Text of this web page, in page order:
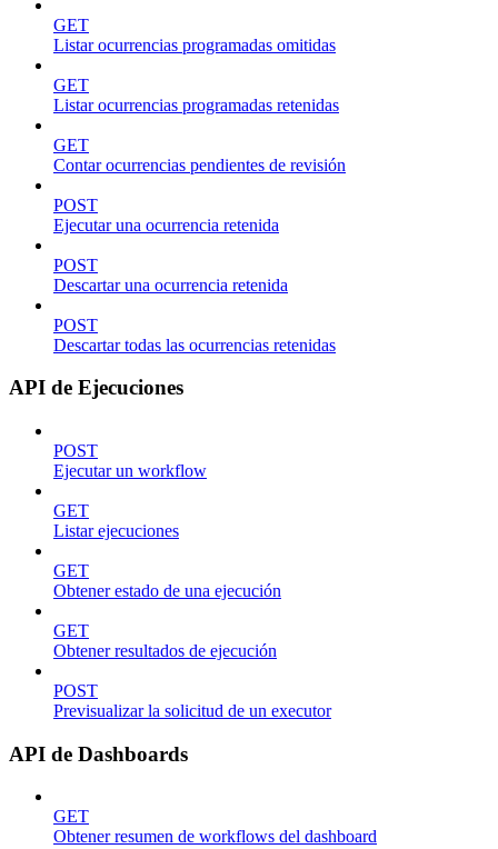
GET
Listar ocurrencias programadas omitidas
GET
Listar ocurrencias programadas retenidas
GET
Contar ocurrencias pendientes de revisión
POST
Ejecutar una ocurrencia retenida
POST
Descartar una ocurrencia retenida
POST
Descartar todas las ocurrencias retenidas
API de Ejecuciones
POST
Ejecutar un workflow
GET
Listar ejecuciones
GET
Obtener estado de una ejecución
GET
Obtener resultados de ejecución
POST
Previsualizar la solicitud de un executor
API de Dashboards
GET
Obtener resumen de workflows del dashboard